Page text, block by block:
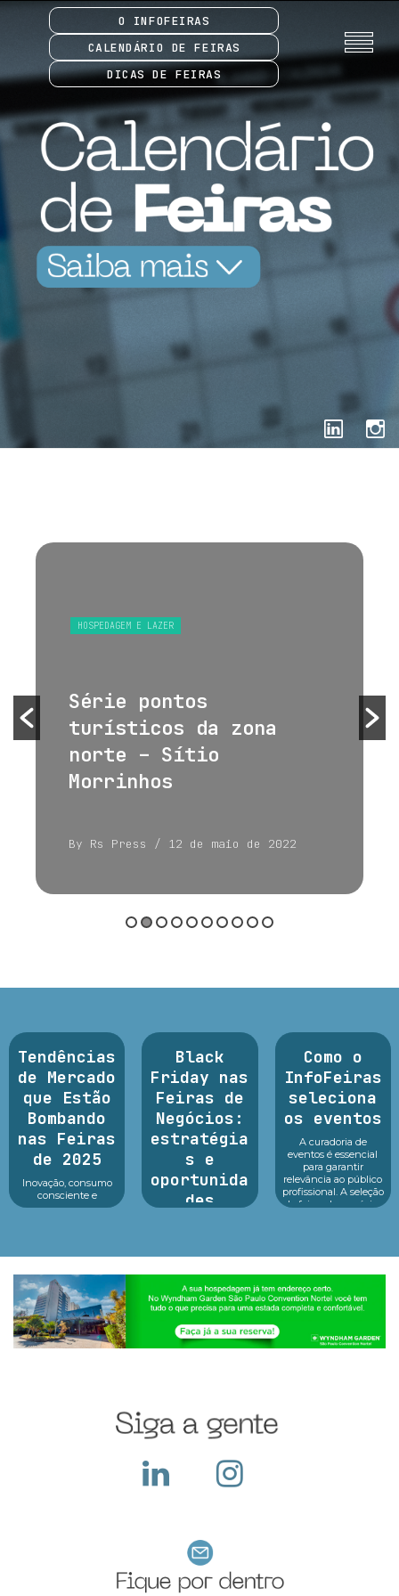
O INFOFEIRAS
CALENDÁRIO DE FEIRAS
DICAS DE FEIRAS
HOSPEDAGEM E LAZER
Série pontos
turísticos da zona
norte – Sítio
Morrinhos
By Rs Press / 12 de maio de 2022
Tendências
de Mercado
que Estão
Bombando
nas Feiras
de 2025
Inovação, consumo
consciente e
tecnologia no centro
estão revelando um
cheio de opor...
Black
Friday nas
Feiras de
Negócios:
estratégia
s e
oportunida
des
essencial para
potencializar vendas,
fortalecer parcerias e
atrair novos clientes
em um dos períodos...
Como o
InfoFeiras
seleciona
os eventos
A curadoria de
eventos é essencial
para garantir
relevância ao público
profissional. A seleção
de feiras de negócios